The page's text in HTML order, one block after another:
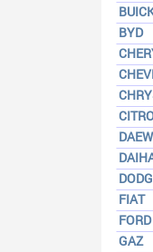
BYD
FIAT
FORD
GAZ